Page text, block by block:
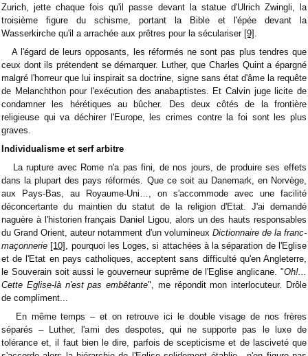
Zurich, jette chaque fois qu'il passe devant la statue d'Ulrich Zwingli, la
troisième figure du schisme, portant la Bible et l'épée devant la
Wasserkirche qu'il a arrachée aux prêtres pour la séculariser [9]
A l'égard de leurs opposants, les réformés ne sont pas plus tendres que
ceux dont ils prétendent se démarquer. Luther, que Charles Quint a épargné
malgré l'horreur que lui inspirait sa doctrine, signe sans état d'âme la requête
de Melanchthon pour l'exécution des anabaptistes. Et Calvin juge licite de
condamner les hérétiques au bûcher. Des deux côtés de la frontière
religieuse qui va déchirer l'Europe, les crimes contre la foi sont les plus
graves.
Individualisme et serf arbitre
La rupture avec Rome n'a pas fini, de nos jours, de produire ses effets
dans la plupart des pays réformés. Que ce soit au Danemark, en Norvège,
aux Pays-Bas, au Royaume-Uni…, on s'accommode avec une facilité
déconcertante du maintien du statut de la religion d'Etat. J'ai demandé
naguère à l'historien français Daniel Ligou, alors un des hauts responsables
du Grand Orient, auteur notamment d'un volumineux Dictionnaire de la franc-
maçonnerie [10] , pourquoi les Loges, si attachées à la séparation de l'Eglise
et de l'Etat en pays catholiques, acceptent sans difficulté qu'en Angleterre,
le Souverain soit aussi le gouverneur suprême de l'Eglise anglicane. "Oh!...
Cette Eglise-là n'est pas embêtante", me répondit mon interlocuteur. Drôle
de compliment...
En même temps – et on retrouve ici le double visage de nos frères
séparés – Luther, l'ami des despotes, qui ne supporte pas le luxe de
tolérance et, il faut bien le dire, parfois de scepticisme et de lasciveté que